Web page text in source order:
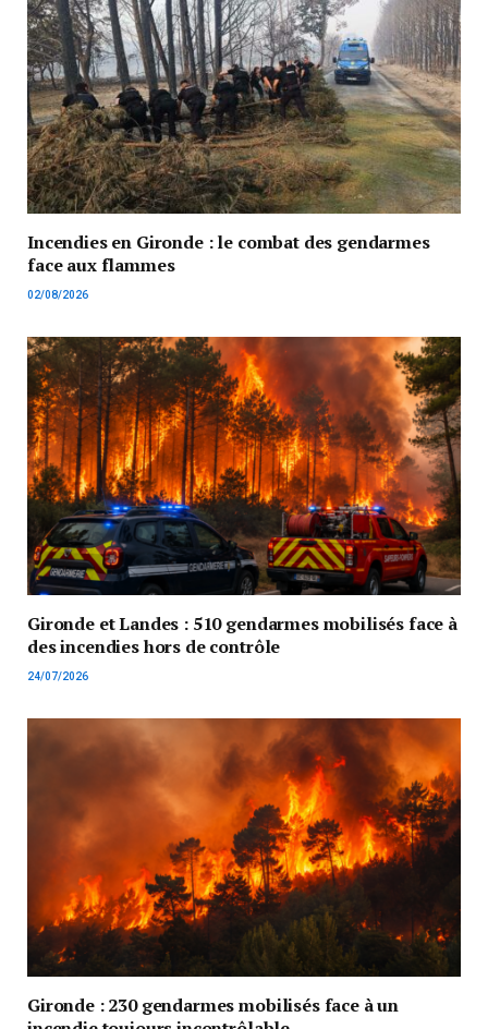
Incendies en Gironde : le combat des gendarmes
face aux flammes
02/08/2026
Gironde et Landes : 510 gendarmes mobilisés face à
des incendies hors de contrôle
24/07/2026
Gironde : 230 gendarmes mobilisés face à un